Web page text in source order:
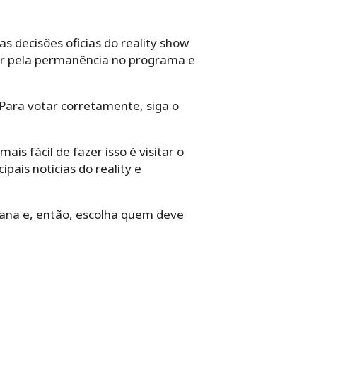
decisões oficias do reality show
pela permanência no programa e
votar corretamente, siga o
fácil de fazer isso é visitar o
notícias do reality e
e, então, escolha quem deve